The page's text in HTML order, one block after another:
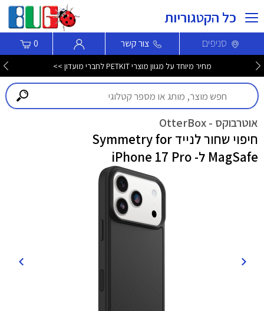
כל הקטגוריות
סניפים צור קשר 0
מחיר מיוחד על מגוון מוצרי PETKIT לחברי מועדון >>
אוטרבוקס - OtterBox
חיפוי שחור לנייד Symmetry for
MagSafe ל- iPhone 17 Pro